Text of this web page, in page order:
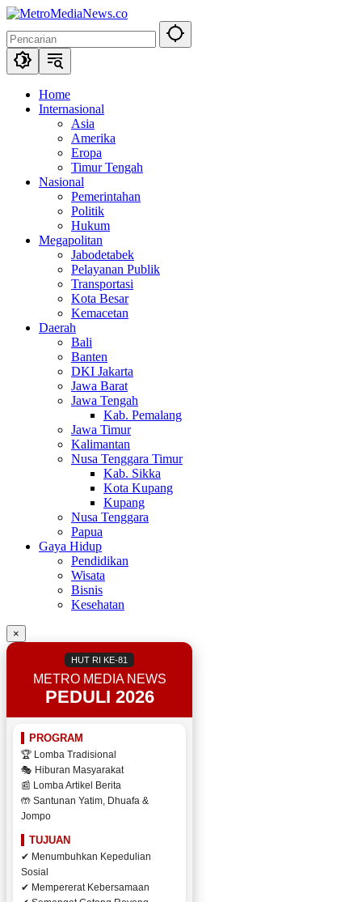
Langsung
konten
Home
Internasional
Asia
Amerika
Eropa
Timur Tengah
Nasional
Pemerintahan
Politik
Hukum
Megapolitan
Jabodetabek
Pelayanan Publik
Transportasi
Kota Besar
Kemacetan
Daerah
Bali
Banten
DKI Jakarta
Jawa Barat
Jawa Tengah
Kab. Pemalang
Jawa Timur
Kalimantan
Nusa Tenggara Timur
Kab. Sikka
Kota Kupang
Kupang
Nusa Tenggara
Papua
Gaya Hidup
Pendidikan
Wisata
Bisnis
Kesehatan
×
HUT RI KE-81
METRO MEDIA NEWS
PEDULI 2026
PROGRAM
🏆 Lomba Tradisional
🎭 Hiburan Masyarakat
📰 Lomba Artikel Berita
🤲 Santunan Yatim, Dhuafa &
Jompo
TUJUAN
✔ Menumbuhkan Kepedulian
Sosial
✔ Mempererat Kebersamaan